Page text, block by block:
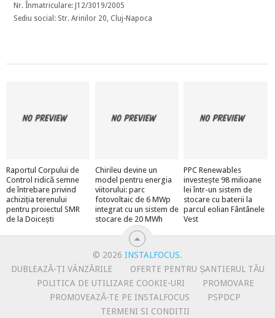
Nr. Înmatriculare: J12/3019/2005
Sediu social: Str. Arinilor 20, Cluj-Napoca
Raportul Corpului de
Control ridică semne
de întrebare privind
achiziția terenului
pentru proiectul SMR
de la Doicești
Chirileu devine un
model pentru energia
viitorului: parc
fotovoltaic de 6 MWp
integrat cu un sistem de
stocare de 20 MWh
PPC Renewables
investește 98 milioane
lei într-un sistem de
stocare cu baterii la
parcul eolian Fântânele
Vest
© 2026 INSTALFOCUS.
DUBLEAZĂ-ȚI VÂNZĂRILE
OFERTE PENTRU ȘANTIERUL TĂU
POLITICA DE UTILIZARE COOKIE-URI
PROMOVARE
PROMOVEAZĂ-TE PE INSTALFOCUS
PSPDCP
TERMENI SI CONDITII